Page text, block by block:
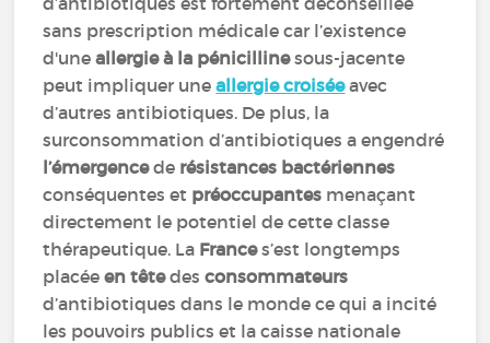
sans prescription médicale car l’existence
d'uneallergie à la pénicillinesous-jacente
peut impliquer uneallergie croiséeavec
d’autres antibiotiques. De plus, la
surconsommation d’antibiotiques a engendré
l’émergencede résistances bactériennes
conséquentes et préoccupantes menaçant
directement le potentiel de cette classe
thérapeutique. La Frances’est longtemps
placéeen têtedesconsommateurs
d’antibiotiques dans le monde ce qui a incité
les pouvoirs publics et la caisse nationale